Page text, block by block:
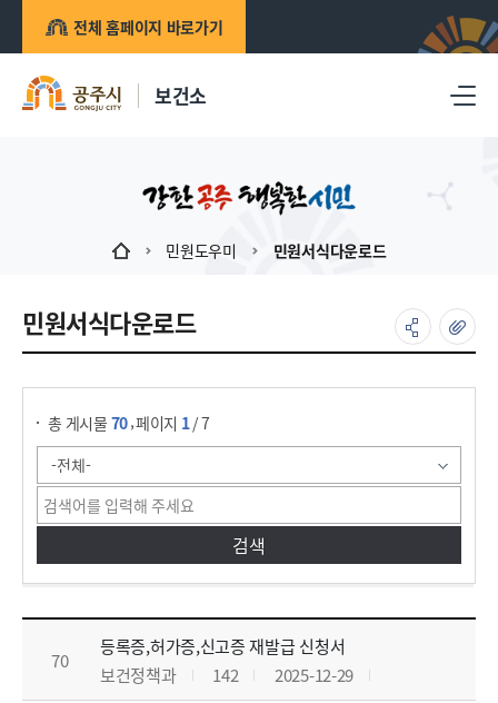
전체 홈페이지 바로가기
보건소
민원도우미 민원서식다운로드
민원서식다운로드
게시물 검색
총 게시물70,페이지 1/ 7
민원서식다운로드 목록으로 번호, 제목, 작성자, 조회수,등록일, 첨부파일로 나열 되고 있습니다.
70
등록증,허가증,신고증 재발급 신청서
보건정책과
142 2025-12-29